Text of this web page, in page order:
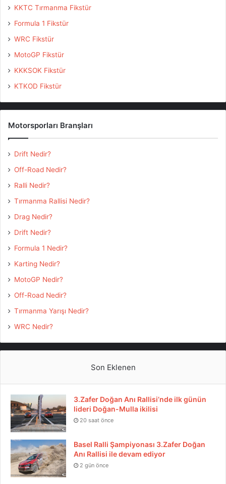
Fotoğraf Albümü 3 için lütfen tıklayınız..
Etiketler auto show
KKDSOD
KKTC Race Fest
Kuzey Kıbrıs Drag ve Spor Otomobil Derneği
Time Attack
Yarış Festivali
KKTC Tırmanma Fikstür
Formula 1 Fikstür
WRC Fikstür
MotoGP Fikstür
KKKSOK Fikstür
KTKOD Fikstür
Motorsporları Branşları
Drift Nedir?
Off-Road Nedir?
Ralli Nedir?
Tırmanma Rallisi Nedir?
Drag Nedir?
Drift Nedir?
Formula 1 Nedir?
Karting Nedir?
MotoGP Nedir?
Off-Road Nedir?
Tırmanma Yarışı Nedir?
WRC Nedir?
Son Eklenen
3.Zafer Doğan Anı Rallisi’nde ilk günün
lideri Doğan-Mulla ikilisi
20 saat önce
Basel Ralli Şampiyonası 3.Zafer Doğan
Anı Rallisi ile devam ediyor
2 gün önce